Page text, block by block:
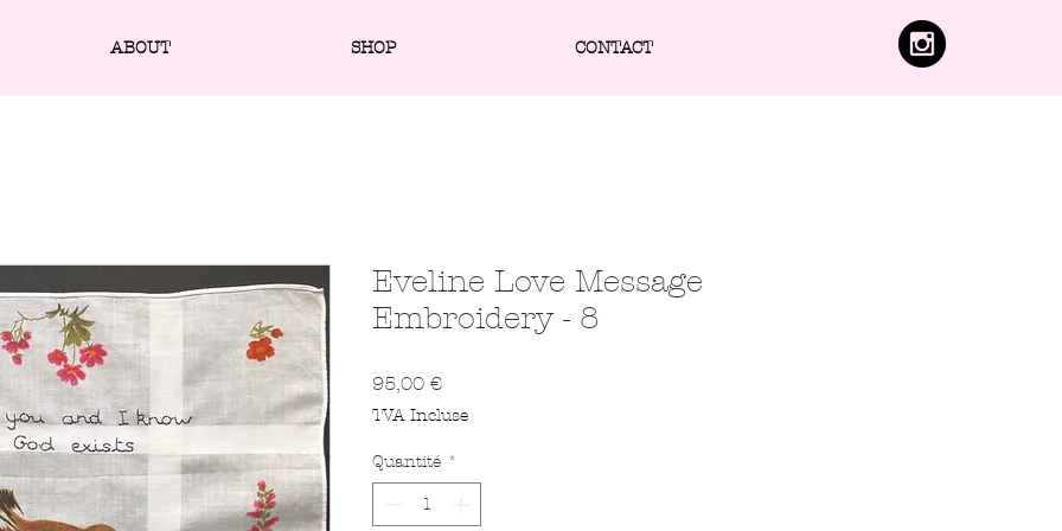
ABOUT SHOP CONTACT
Eveline Love Message
Embroidery - 8
95,00 €Prix
TVA Incluse
Quantité *